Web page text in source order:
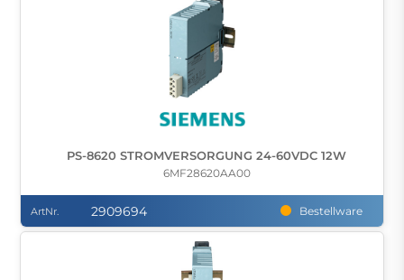
PS-8620 STROMVERSORGUNG 24-60VDC 12W
6MF28620AA00
ArtNr. 2909694 Bestellware